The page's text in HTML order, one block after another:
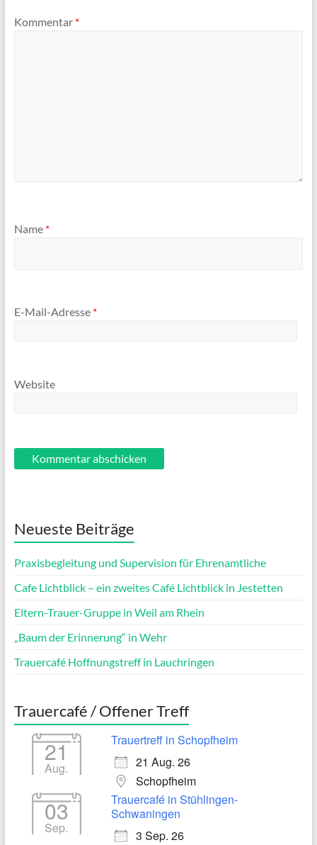
Kommentar *
Name *
E-Mail-Adresse *
Website
Neueste Beiträge
Praxisbegleitung und Supervision für Ehrenamtliche
Cafe Lichtblick – ein zweites Café Lichtblick in Jestetten
Eltern-Trauer-Gruppe in Weil am Rhein
„Baum der Erinnerung“ in Wehr
Trauercafé Hoffnungstreff in Lauchringen
Trauercafé / Offener Treff
21
Aug.
Trauertreff in Schopfheim
21 Aug. 26
Schopfheim
03
Sep.
Trauercafé in Stühlingen-
Schwaningen
3 Sep. 26